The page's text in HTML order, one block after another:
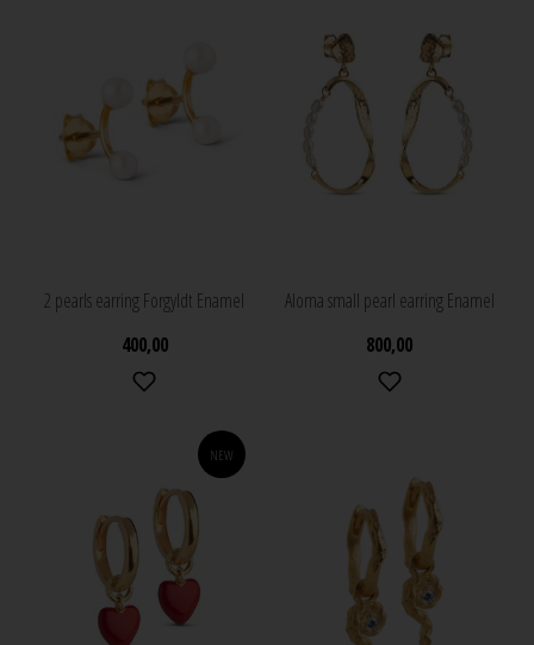
2 pearls earring Forgyldt Enamel
400,00
Aloma small pearl earring Enamel
800,00
NEW